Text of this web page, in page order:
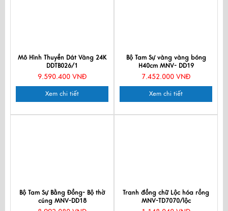
Mô Hình Thuyền Dát Vàng 24K
DDTB026/1
9.590.400 VNĐ
Xem chi tiết
Bộ Tam Sự vàng vàng bóng
H40cm MNV- DD19
7.452.000 VNĐ
Xem chi tiết
Bộ Tam Sự Bằng Đồng- Bộ thờ
cúng MNV-DD18
Tranh đồng chữ Lộc hóa rồng
MNV-TD7070/lộc